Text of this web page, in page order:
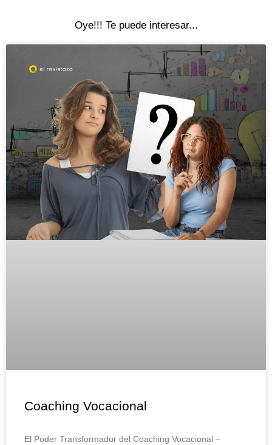
Oye!!! Te puede interesar...
Coaching Vocacional
El Poder Transformador del Coaching Vocacional –